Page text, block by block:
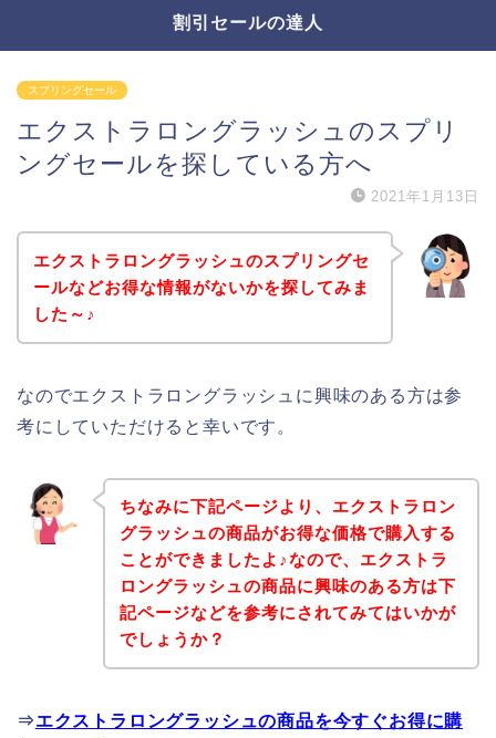
割引セールの達人
スプリングセール
エクストラロングラッシュのスプリ
ングセールを探している方へ
2021年1月13日
エクストラロングラッシュのスプリングセ
ールなどお得な情報がないかを探してみま
した～♪
なのでエクストラロングラッシュに興味のある方は参
考にしていただけると幸いです。
ちなみに下記ページより、エクストラロン
グラッシュの商品がお得な価格で購入する
ことができましたよ♪なので、エクストラ
ロングラッシュの商品に興味のある方は下
記ページなどを参考にされてみてはいかが
でしょうか？
⇒エクストラロングラッシュの商品を今すぐお得に購